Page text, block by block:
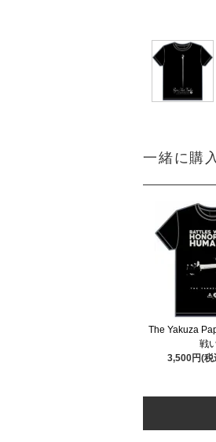
一緒に購
The Yakuza
戦
3,500円(